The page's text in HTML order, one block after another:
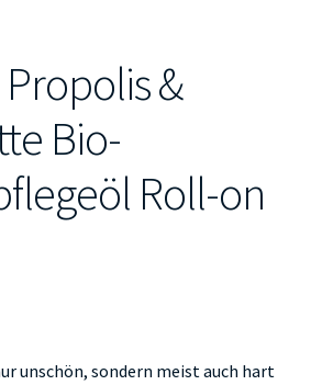
Propolis &
Bio-
Roll-on
unschön, sondern meist auch hart